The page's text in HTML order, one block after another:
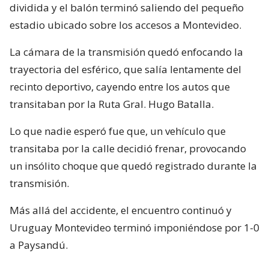
dividida y el balón terminó saliendo del pequeño
estadio ubicado sobre los accesos a Montevideo.
La cámara de la transmisión quedó enfocando la
trayectoria del esférico, que salía lentamente del
recinto deportivo, cayendo entre los autos que
transitaban por la Ruta Gral. Hugo Batalla.
Lo que nadie esperó fue que, un vehículo que
transitaba por la calle decidió frenar, provocando
un insólito choque que quedó registrado durante la
transmisión.
Más allá del accidente, el encuentro continuó y
Uruguay Montevideo terminó imponiéndose por 1-0
a Paysandú.